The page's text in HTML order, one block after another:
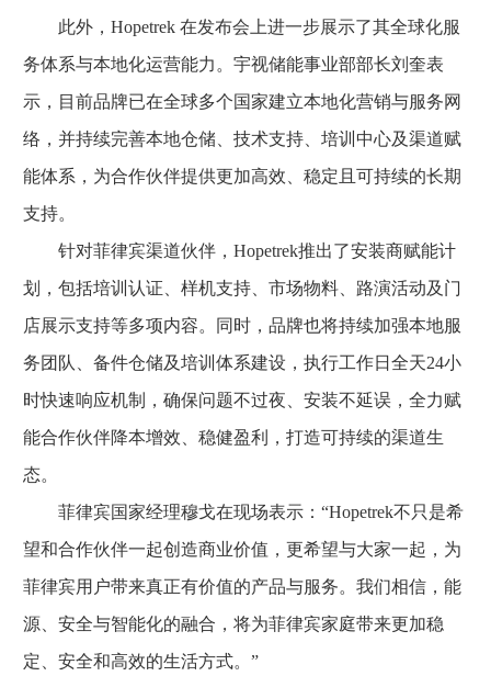
此外，Hopetrek 在发布会上进一步展示了其全球化服
务体系与本地化运营能力。宇视储能事业部部长刘奎表
示，目前品牌已在全球多个国家建立本地化营销与服务网
络，并持续完善本地仓储、技术支持、培训中心及渠道赋
能体系，为合作伙伴提供更加高效、稳定且可持续的长期
支持。
针对菲律宾渠道伙伴，Hopetrek推出了安装商赋能计
划，包括培训认证、样机支持、市场物料、路演活动及门
店展示支持等多项内容。同时，品牌也将持续加强本地服
务团队、备件仓储及培训体系建设，执行工作日全天24小
时快速响应机制，确保问题不过夜、安装不延误，全力赋
能合作伙伴降本增效、稳健盈利，打造可持续的渠道生
态。
菲律宾国家经理穆戈在现场表示：“Hopetrek不只是希
望和合作伙伴一起创造商业价值，更希望与大家一起，为
菲律宾用户带来真正有价值的产品与服务。我们相信，能
源、安全与智能化的融合，将为菲律宾家庭带来更加稳
定、安全和高效的生活方式。”